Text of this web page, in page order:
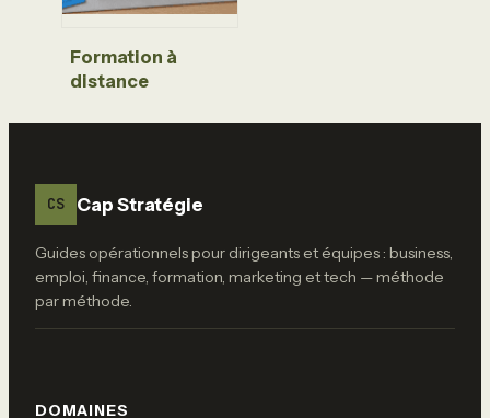
Formation à
distance
le titre RNCP
réussir sa
reconversion
CS Cap Stratégie
Guides opérationnels pour dirigeants et équipes : business,
emploi, finance, formation, marketing et tech — méthode
par méthode.
DOMAINES